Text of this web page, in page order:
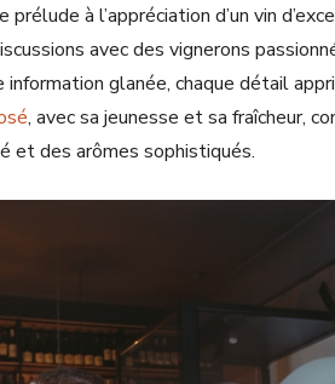
à l’appréciation d’un vin
avec des vignerons
information glanée, chaque détail
, avec sa jeunesse et sa fraîcheur,
et des arômes sophistiqués.